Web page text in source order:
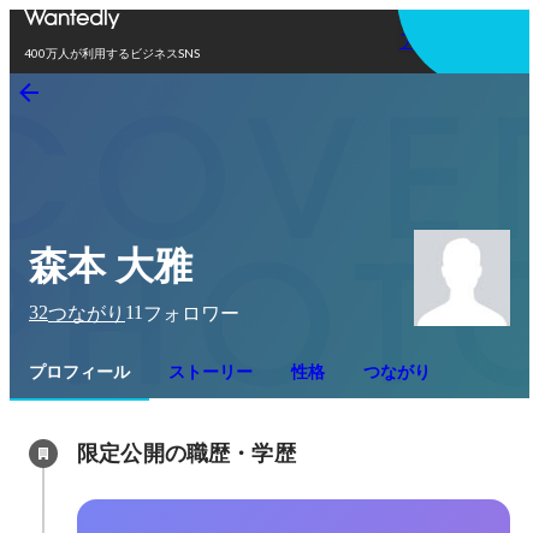
400万人が利用するビジネスSNS
アプリを使う
森本 大雅
32つながり 11 フォロワー
プロフィール ストーリー 性格 つながり
限定公開の職歴・学歴